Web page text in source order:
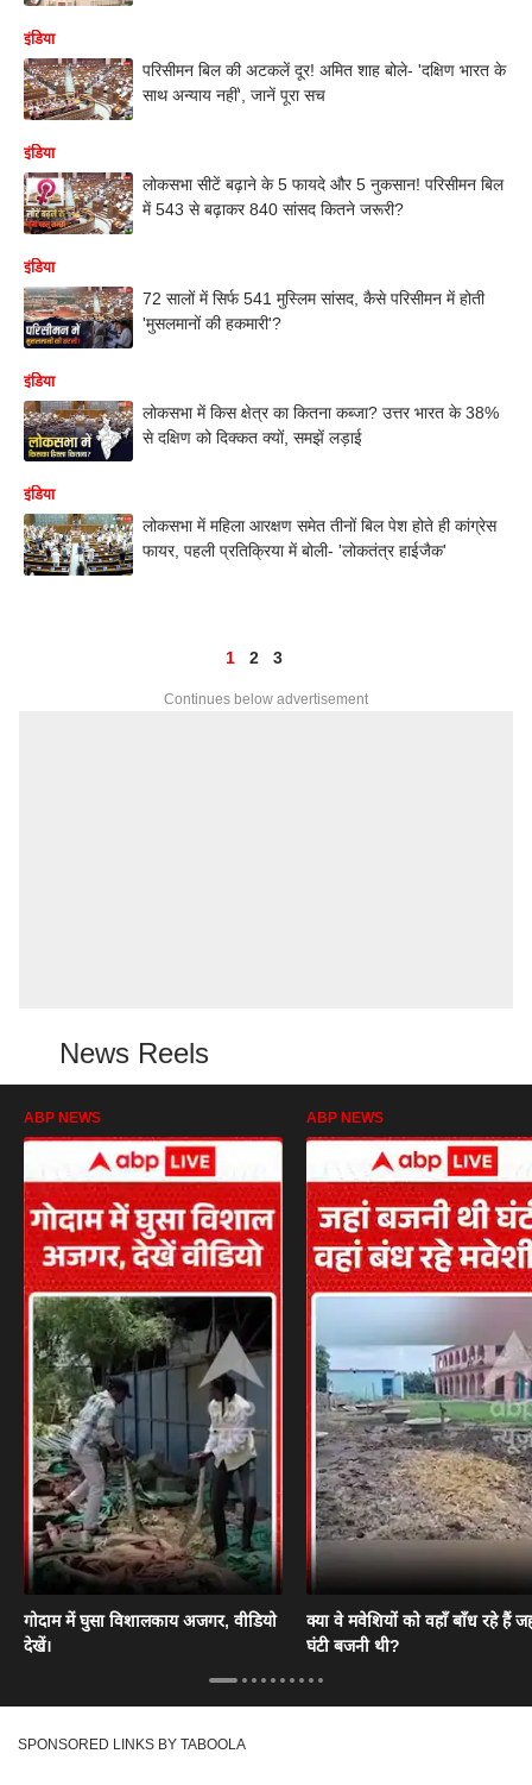
इंडिया
परिसीमन बिल की अटकलें दूर! अमित शाह बोले- 'दक्षिण भारत के
साथ अन्याय नहीं', जानें पूरा सच
इंडिया
लोकसभा सीटें बढ़ाने के 5 फायदे और 5 नुकसान! परिसीमन बिल
में 543 से बढ़ाकर 840 सांसद कितने जरूरी?
इंडिया
72 सालों में सिर्फ 541 मुस्लिम सांसद, कैसे परिसीमन में होती
'मुसलमानों की हकमारी'?
इंडिया
लोकसभा में किस क्षेत्र का कितना कब्जा? उत्तर भारत के 38%
से दक्षिण को दिक्कत क्यों, समझें लड़ाई
इंडिया
लोकसभा में महिला आरक्षण समेत तीनों बिल पेश होते ही कांग्रेस
फायर, पहली प्रतिक्रिया में बोली- 'लोकतंत्र हाईजैक'
1 2 3
Continues below advertisement
News Reels
ABP NEWS
गोदाम में घुसा विशालकाय अजगर, वीडियो
देखें।
ABP NEWS
क्या वे मवेशियों को वहाँ बाँध रहे हैं
घंटी बजनी थी?
SPONSORED LINKS BY TABOOLA